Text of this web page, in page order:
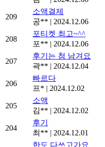
209
소액결제
공** | 2024.12.06
208
포티켓 최고~^^
포** | 2024.12.06
207
후기는 첨 남겨요
곽** | 2024.12.04
206
빠르다
프* | 2024.12.02
205
소액
김** | 2024.12.02
204
후기
최** | 2024.12.01
한도 다쓰고가요